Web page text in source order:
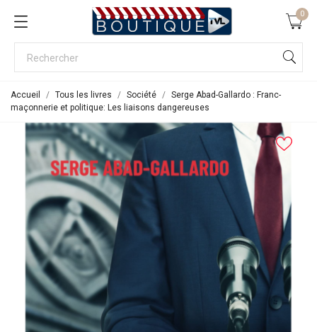
0
Accueil Tous les livres Société
Serge Abad-Gallardo : Franc-
maçonnerie et politique: Les liaisons dangereuses